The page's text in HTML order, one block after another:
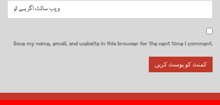
Save my name, email, and website in this browser for the next time I comment.